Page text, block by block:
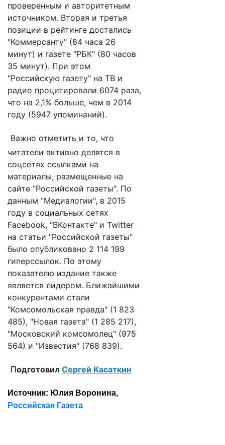
проверенным и авторитетным
источником. Вторая и третья
позиции в рейтинге достались
"Коммерсанту" (84 часа 26
минут) и газете "РБК" (80 часов
35 минут). При этом
"Российскую газету" на ТВ и
радио процитировали 6074 раза,
что на 2,1% больше, чем в 2014
году (5947 упоминаний).
Важно отметить и то, что
читатели активно делятся в
соцсетях ссылками на
материалы, размещенные на
сайте "Российской газеты". По
данным "Медиалогии", в 2015
году в социальных сетях
Facebook, "ВКонтакте" и Twitter
на статьи "Российской газеты"
было опубликовано 2 114 199
гиперссылок. По этому
показателю издание также
является лидером. Ближайшими
конкурентами стали
"Комсомольская правда" (1 823
485), "Новая газета" (1 285 217),
"Московский комсомолец" (975
564) и "Известия" (768 839).
Подготовил Сергей Касаткин
Источник: Юлия Воронина,
Российская Газета